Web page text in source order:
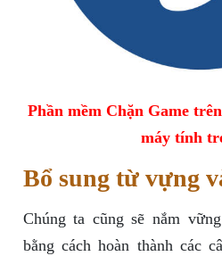
Phần mềm Chặn Game
máy tính
Bổ sung từ vựng
Chúng ta cũng sẽ nắm
bằng cách hoàn thành các